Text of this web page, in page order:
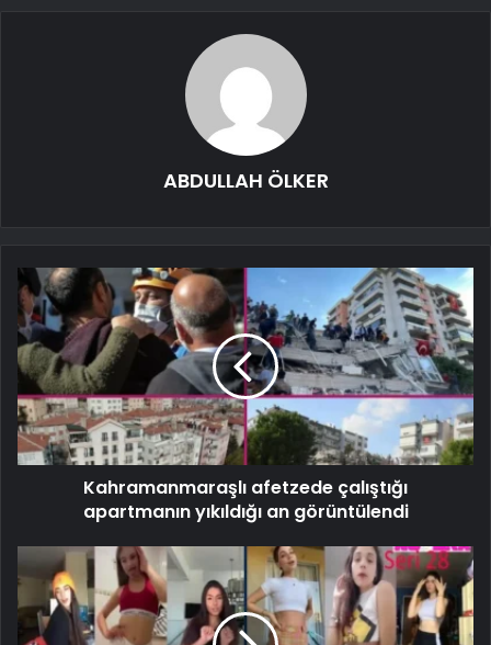
ABDULLAH ÖLKER
Kahramanmaraşlı afetzede çalıştığı
apartmanın yıkıldığı an görüntülendi